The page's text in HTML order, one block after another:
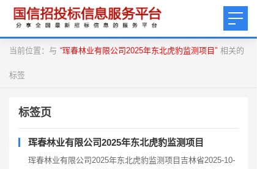
当前位置：与 “珲春林业有限公司2025年东北虎豹监测项目” 相关的
标签
标签页
珲春林业有限公司2025年东北虎豹监测项目
珲春林业有限公司2025年东北虎豹监测项目吉林省2025-10-